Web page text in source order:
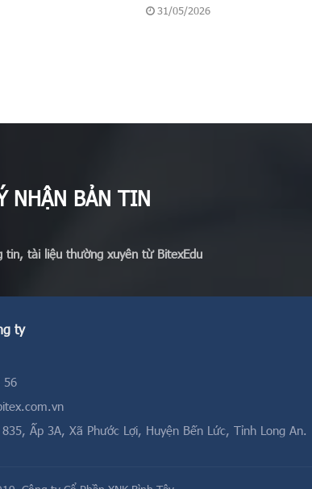
31/05/2026
NHẬN BẢN TIN
tin, tài liệu thường xuyên từ BitexEdu
ty
56
Ấp 3A, Xã Phước Lợi, Huyện Bến Lức, Tỉnh Long An.